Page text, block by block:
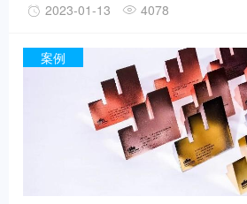
Y.O.U， 结合当地气候以及消费者习惯，
2023-01-13 4078
案例